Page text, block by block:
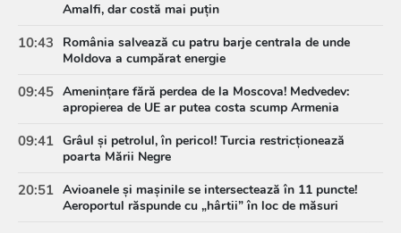
Amalfi, dar costă mai puțin
10:43
România salvează cu patru barje centrala de unde
Moldova a cumpărat energie
09:45 Amenințare fără perdea de la Moscova! Medvedev:
apropierea de UE ar putea costa scump Armenia
09:41 Grâul și petrolul, în pericol! Turcia restricționează
poarta Mării Negre
20:51 Avioanele și mașinile se intersectează în 11 puncte!
Aeroportul răspunde cu „hârtii” în loc de măsuri